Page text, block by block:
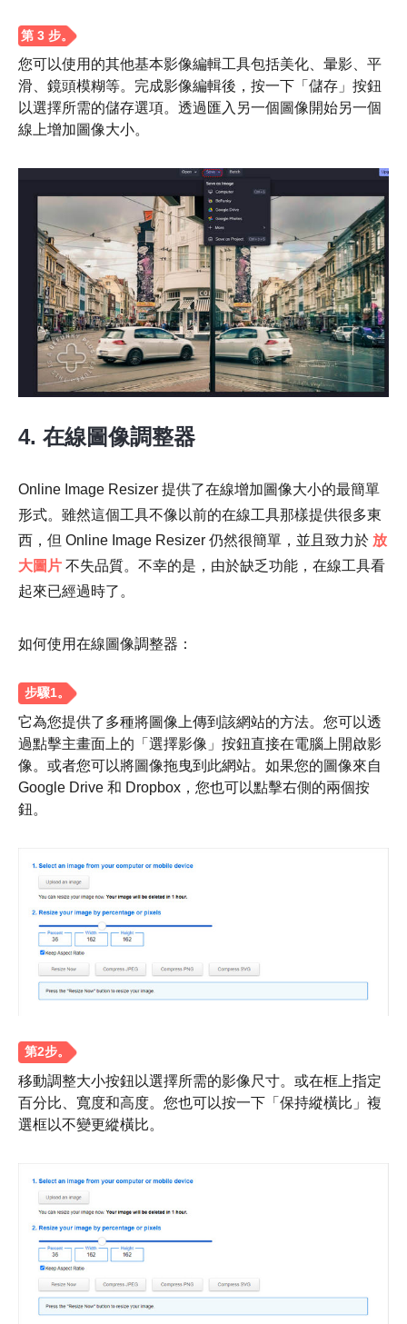
步驟1。
第2步。
第 3 步。
您可以使用的其他基本影像編輯工具包括美化、暈影、平
滑、鏡頭模糊等。完成影像編輯後，按一下「儲存」按鈕
以選擇所需的儲存選項。透過匯入另一個圖像開始另一個
線上增加圖像大小。
4. 在線圖像調整器
Online Image Resizer 提供了在線增加圖像大小的最簡單
形式。雖然這個工具不像以前的在線工具那樣提供很多東
西，但 Online Image Resizer 仍然很簡單，並且致力於 放
大圖片 不失品質。不幸的是，由於缺乏功能，在線工具看
起來已經過時了。
如何使用在線圖像調整器：
它為您提供了多種將圖像上傳到該網站的方法。您可以透
過點擊主畫面上的「選擇影像」按鈕直接在電腦上開啟影
像。或者您可以將圖像拖曳到此網站。如果您的圖像來自
Google Drive 和 Dropbox，您也可以點擊右側的兩個按
鈕。
移動調整大小按鈕以選擇所需的影像尺寸。或在框上指定
百分比、寬度和高度。您也可以按一下「保持縱橫比」複
選框以不變更縱橫比。